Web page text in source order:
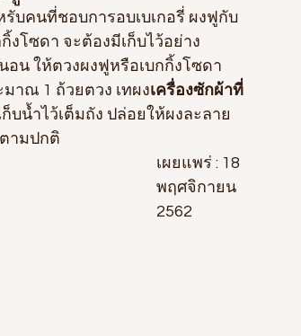
รับคนที่ชอบการอบเบเกอรี่ ผงฟูกับ
กิ้งโซดา จะต้องมีเก็บไว้อย่าง
อน ให้ตวงผงฟูหรือเบกกิ้งโซดา
มาณ 1 ถ้วยตวง เทผงเครื่องซักผ้าที่
ก็บน้ำไว้เต็มถัง ปล่อยให้ผงละลาย
ามปกติ
เผยแพร่ : 18
พฤศจิกายน
2562